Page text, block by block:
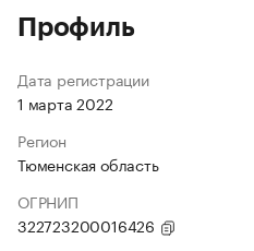
Профиль
Дата регистрации
1 марта 2022
Регион
Тюменская область
ОГРНИП
322723200016426